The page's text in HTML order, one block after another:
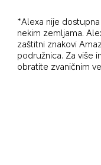
*Alexa nije
nekim zemljama.
zaštitni znakovi
podružnica. Za više
obratite zvaničnim